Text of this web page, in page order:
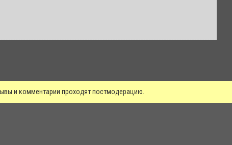
и комментарии проходят постмодерацию.